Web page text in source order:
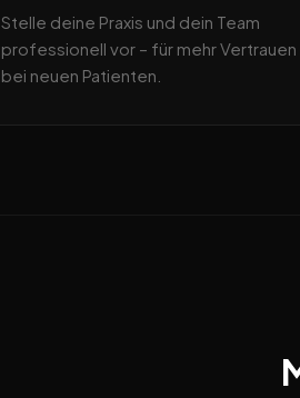
Stelle deine Praxis und dein Team
professionell vor – für mehr Vertrauen
bei neuen Patienten.